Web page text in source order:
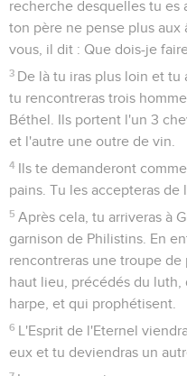
recherche desquelles tu es
ton père ne pense plus aux
vous, il dit : Que dois-je
3 De là tu iras plus loin et tu
tu rencontreras trois
Béthel. Ils portent l'un 3
et l'autre une outre de vin.
4 Ils te demanderont
pains. Tu les accepteras de
5 Après cela, tu arriveras à
garnison de Philistins. En
rencontreras une troupe
haut lieu, précédés du
harpe, et qui prophétisent.
6 L'Esprit de l'Eternel
eux et tu deviendras un